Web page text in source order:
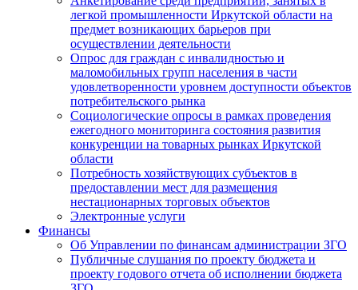
легкой промышленности Иркутской области на
предмет возникающих барьеров при
осуществлении деятельности
Опрос для граждан с инвалидностью и
маломобильных групп населения в части
удовлетворенности уровнем доступности объектов
потребительского рынка
Социологические опросы в рамках проведения
ежегодного мониторинга состояния развития
конкуренции на товарных рынках Иркутской
области
Потребность хозяйствующих субъектов в
предоставлении мест для размещения
нестационарных торговых объектов
Электронные услуги
Финансы
Об Управлении по финансам администрации ЗГО
Публичные слушания по проекту бюджета и
проекту годового отчета об исполнении бюджета